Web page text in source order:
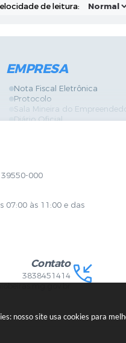
nosso site usa cookies para
de leitura:
EMPRESA
Nota Fiscal Eletrônica
Protocolo
Sala Mineira do
Diário Oficial
Serviços Online
Vigilância Sanitária
000
07:00 às 11:00 e das
Contato
3838451414